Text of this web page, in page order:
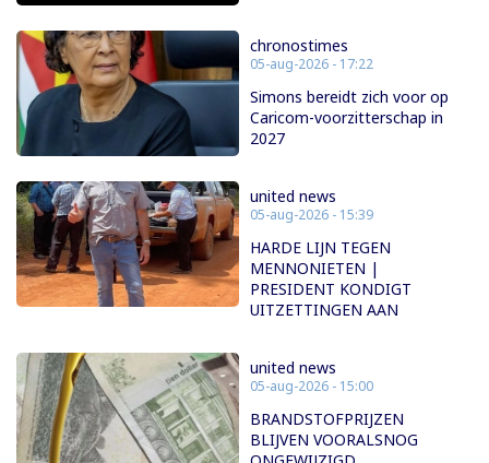
chronostimes
05-aug-2026 - 17:22
Simons bereidt zich voor op
Caricom-voorzitterschap in
2027
united news
05-aug-2026 - 15:39
HARDE LIJN TEGEN
MENNONIETEN |
PRESIDENT KONDIGT
UITZETTINGEN AAN
united news
05-aug-2026 - 15:00
BRANDSTOFPRIJZEN
BLIJVEN VOORALSNOG